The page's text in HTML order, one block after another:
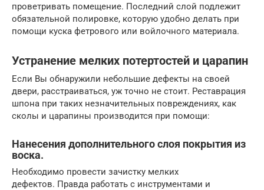
проветривать помещение. Последний слой подлежит
обязательной полировке, которую удобно делать при
помощи куска фетрового или войлочного материала.
Устранение мелких потертостей и царапин
Если Вы обнаружили небольшие дефекты на своей
двери, расстраиваться, уж точно не стоит. Реставрация
шпона при таких незначительных повреждениях, как
сколы и царапины производится при помощи:
Нанесения дополнительного слоя покрытия из
воска.
Необходимо провести зачистку мелких
дефектов. Правда работать с инструментами и